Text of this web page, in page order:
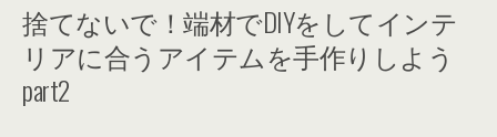
捨てないで！端材でDIYをしてインテ
リアに合うアイテムを手作りしよう
part2